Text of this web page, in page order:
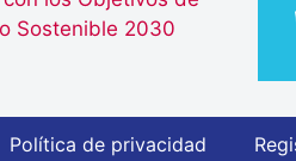
Sostenible 2030
Política de privacidad